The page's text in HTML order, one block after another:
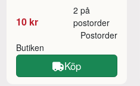
10 kr
2 på
postorder
Butiken
Postorder
Köp